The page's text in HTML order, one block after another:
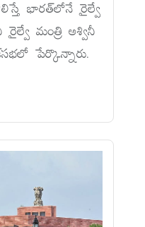
భారత్‌లోనే రైల్వే
మంత్రి అశ్వినీ
పేర్కొన్నారు.